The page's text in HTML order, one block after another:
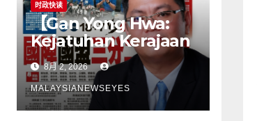
时政快读
【Gan Yong Hwa:
Kejatuhan Kerajaan
Negeri Sembilan
Adalah Undi Tidak
Percaya Terhadap
Pentadbiran Anwar
8月 2, 2026
MALAYSIANEWSEYES